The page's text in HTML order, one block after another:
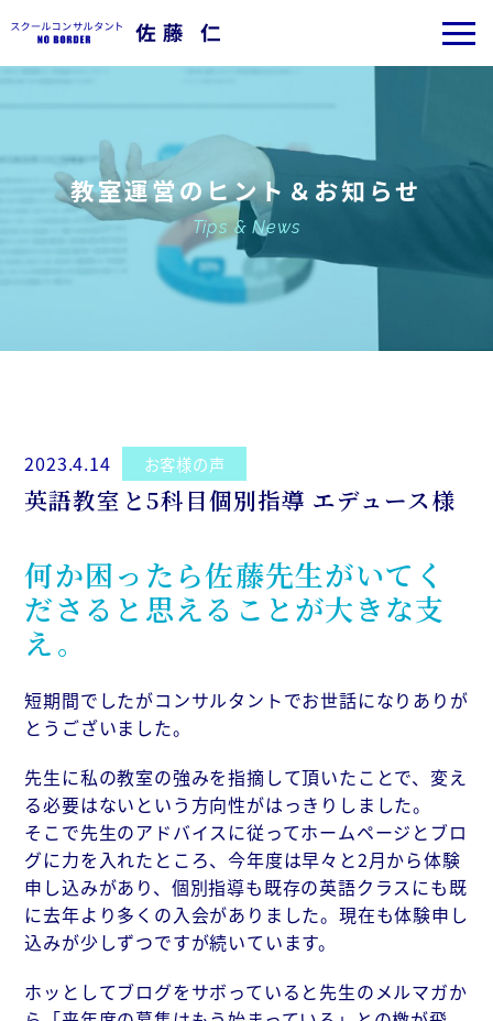
教室運営のヒント＆お知らせ
Tips & News
2023.4.14 お客様の声
英語教室と5科目個別指導 エデュース様
何か困ったら佐藤先生がいてく
ださると思えることが大きな支
え。
短期間でしたがコンサルタントでお世話になりありが
とうございました。
先生に私の教室の強みを指摘して頂いたことで、変え
る必要はないという方向性がはっきりしました。
そこで先生のアドバイスに従ってホームページとブロ
グに力を入れたところ、今年度は早々と2月から体験
申し込みがあり、個別指導も既存の英語クラスにも既
に去年より多くの入会がありました。現在も体験申し
込みが少しずつですが続いています。
ホッとしてブログをサボっていると先生のメルマガか